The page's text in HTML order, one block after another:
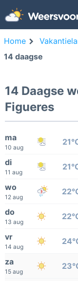
Home
14 daagse
14 Daagse
Figueres
ma
10 aug
di
11 aug
wo
12 aug
do
13 aug
vr
14 aug
za
15 aug